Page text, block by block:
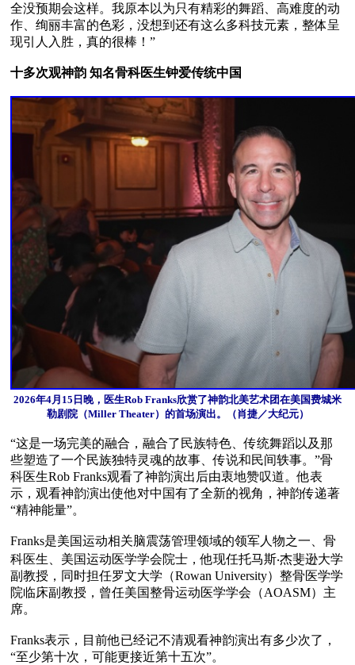
全没预期会这样。我原本以为只有精彩的舞蹈、高难度的动
作、绚丽丰富的色彩，没想到还有这么多科技元素，整体呈
现引人入胜，真的很棒！”
十多次观神韵 知名骨科医生钟爱传统中国
2026年4月15日晚，医生Rob Franks欣赏了神韵北美艺术团在美国费城米
勒剧院（Miller Theater）的首场演出。（肖捷／大纪元）
“这是一场完美的融合，融合了民族特色、传统舞蹈以及那
些塑造了一个民族独特灵魂的故事、传说和民间轶事。”骨
科医生Rob Franks观看了神韵演出后由衷地赞叹道。他表
示，观看神韵演出使他对中国有了全新的视角，神韵传递著
“精神能量”。
Franks是美国运动相关脑震荡管理领域的领军人物之一、骨
科医生、美国运动医学学会院士，他现任托马斯‧杰斐逊大学
副教授，同时担任罗文大学（Rowan University）整骨医学学
院临床副教授，曾任美国整骨运动医学学会（AOASM）主
席。
Franks表示，目前他已经记不清观看神韵演出有多少次了，
“至少第十次，可能更接近第十五次”。